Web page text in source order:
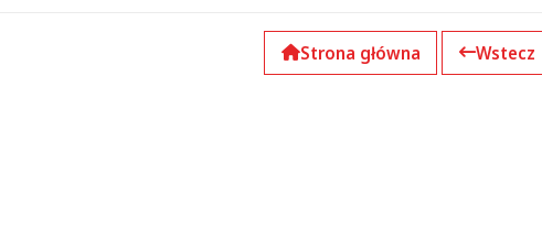
Strona główna Wstecz